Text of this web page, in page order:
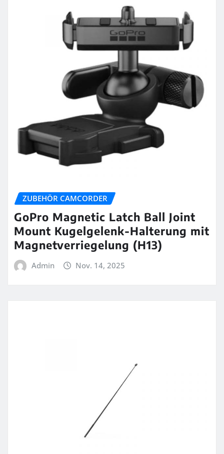
ZUBEHÖR CAMCORDER
GoPro Magnetic Latch Ball Joint
Mount Kugelgelenk-Halterung mit
Magnetverriegelung (H13)
Admin Nov. 14, 2025